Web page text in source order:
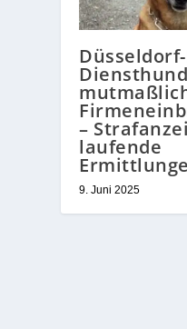
–
laufende
9. Juni 2025